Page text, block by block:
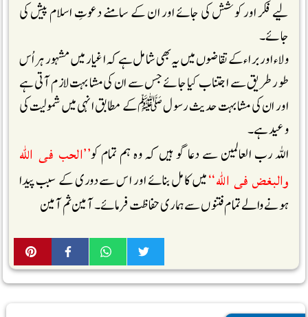
لیے فکر اور کوشش کی جائے اور ان کے سامنے دعوتِ اسلام پیش کی
جائے۔
ولاء اور براء کے تقاضوں میں یہ بھی شامل ہے کہ اغیار میں مشہور ہر اُس
طور طریق سے اجتناب کیا جائے جس سے ان کی مشابہت لازم آتی ہے
اور ان کی مشابہت حدیث رسول ﷺکے مطابق انہی میں شمولیت کی
وعید ہے۔
اللہ رب العالمین سے دعا گو ہیں کہ وہ ہم تمام کو’’الحب فى اللّٰه
والبغض فى اللّٰه‘‘میں کامل بنائے اور اس سے دوری کے سبب پیدا
ہونے والے تمام فتنوں سے ہماری حفاظت فرمائے۔ آمین ثم آمین